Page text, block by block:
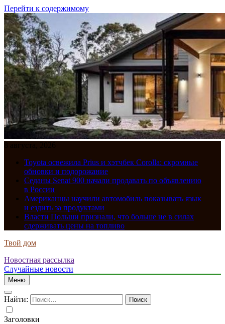
Перейти к содержимому
8 августа, 2026
Toyota освежила Prius и хэтчбек Corolla: скромные
обновки и подорожание
Седаны Senat 900 начали продавать по объявлению
в России
Американцы научили автомобиль показывать язык
и ездить за продуктами
Власти Польши признали, что больше не в силах
сдерживать цены на топливо
Твой дом
Новостная рассылка
Случайные новости
Меню
Найти:
Заголовки